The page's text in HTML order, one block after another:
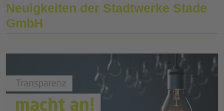
Neuigkeiten der Stadtwerke Stade
GmbH